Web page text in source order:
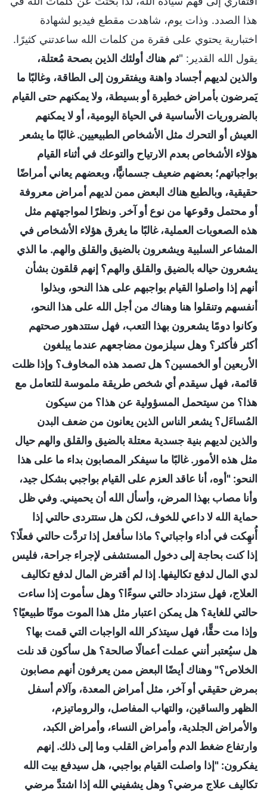
هذا الصدد. وذات يوم، شاهدت مقطع فيديو لشهادة
اختبارية يحتوي على فقرة من كلمات الله ساعدتني كثيرًا.
يقول الله القدير: "ثم هناك أولئك الذين بصحة مُعتلة،
والذين لديهم أجساد واهنة ويفتقرون إلى الطاقة، وغالبًا ما
يَمرضون بأمراض خطيرة أو بسيطة، ولا يمكنهم حتى القيام
بالضروريات الأساسية في الحياة اليومية، أو لا يمكنهم
العيش أو التحرك مثل الأشخاص الطبيعيين. غالبًا ما يشعر
هؤلاء الأشخاص بعدم الارتياح والتوعك في أثناء القيام
بواجباتهم؛ بعضهم ضعيف جسمانيًّا، وبعضهم يعاني أمراضًا
حقيقية، وبالطبع هناك البعض ممن لديهم أمراض معروفة
أو محتمل وقوعها من نوع أو آخر. ونظرًا لمواجهتهم مثل
هذه الصعوبات العملية، غالبًا ما يغرق هؤلاء الأشخاص في
المشاعر السلبية ويشعرون بالضيق والقلق والهم. ما الذي
يشعرون حياله بالضيق والقلق والهم؟ إنهم قلقون بشأن
أنهم إذا واصلوا القيام بواجبهم على هذا النحو، وبذلوا
أنفسهم وتنقلوا هنا وهناك من أجل الله على هذا النحو،
وكانوا دومًا يشعرون بهذا التعب، فهل ستتدهور صحتهم
أكثر فأكثر؟ وهل سيلزمون مضاجعهم عندما يبلغون
الأربعين أو الخمسين؟ هل تصمد هذه المخاوف؟ وإذا ظلت
قائمة، فهل سيقدم أي شخص طريقة ملموسة للتعامل مع
هذا؟ من سيتحمل المسؤولية عن هذا؟ من سيكون
المُساءَل؟ يشعر الناس الذين يعانون من ضعف البدن
والذين لديهم بنية جسدية معتلة بالضيق والقلق والهم حيال
مثل هذه الأمور. غالبًا ما سيفكر المصابون بداء ما على هذا
النحو: "أوه، أنا عاقد العزم على القيام بواجبي بشكل جيد،
وأنا مصاب بهذا المرض، وأسأل الله أن يحميني. وفي ظل
حماية الله لا داعي للخوف، لكن هل ستتردى حالتي إذا
أُنهِكت في أداء واجباتي؟ ماذا سأفعل إذا تردَّت حالتي فعلًا؟
إذا كنت بحاجة إلى دخول المستشفى لإجراء جراحة، فليس
لدي المال لدفع تكاليفها. إذا لم أقترض المال لدفع تكاليف
العلاج، فهل ستزداد حالتي سوءًا؟ وهل سأموت إذا ساءت
حالتي للغاية؟ هل يمكن اعتبار مثل هذا الموت موتًا طبيعيًا؟
وإذا مت حقًّا، فهل سيتذكر الله الواجبات التي قمت بها؟
هل سيُعتبر أنني عملت أعمالًا صالحة؟ هل سأكون قد نلت
الخلاص؟" وهناك أيضًا البعض ممن يعرفون أنهم مصابون
بمرض حقيقي أو آخر، مثل أمراض المعدة، وآلام أسفل
الظهر والساقين، والتهاب المفاصل، والروماتيزم،
والأمراض الجلدية، وأمراض النساء، وأمراض الكبد،
وارتفاع ضغط الدم وأمراض القلب وما إلى ذلك. إنهم
يفكرون: "إذا واصلت القيام بواجبي، هل سيدفع بيت الله
تكاليف علاج مرضي؟ وهل يشفيني الله إذا اشتدَّ مرضي